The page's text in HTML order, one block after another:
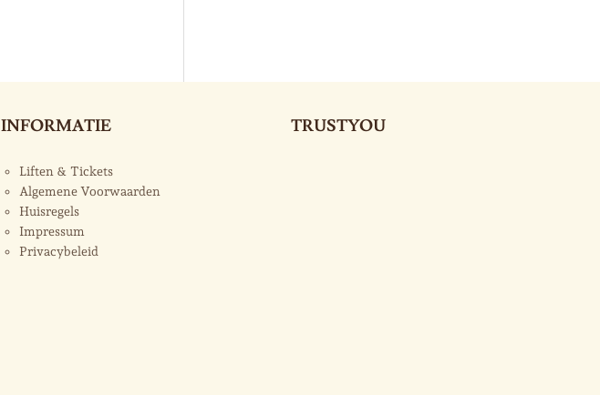
INFORMATIE
Liften & Tickets
Algemene Voorwaarden
Huisregels
Impressum
Privacybeleid
TRUSTYOU